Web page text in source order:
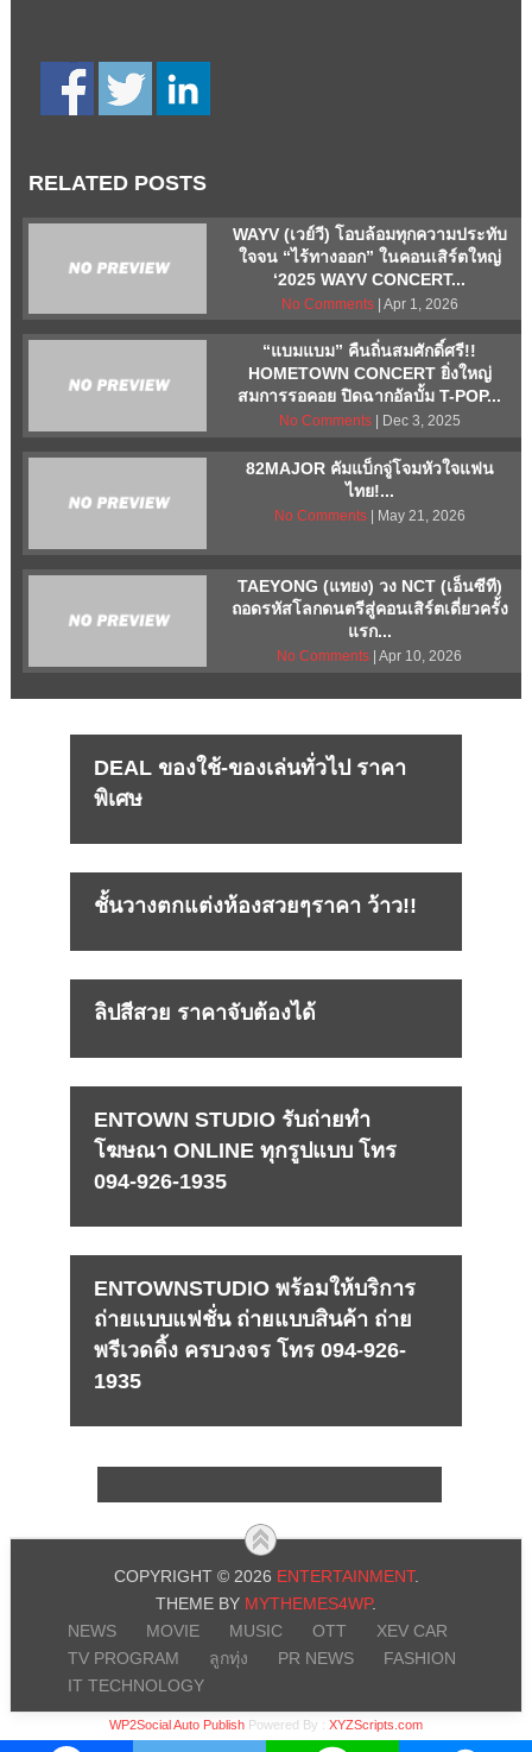
RELATED POSTS
WAYV (เวย์วี) โอบล้อมทุกความประทับ
ใจจน “ไร้ทางออก” ในคอนเสิร์ตใหญ่
‘2025 WAYV CONCERT...
No Comments| Apr 1, 2026
“แบมแบม” คืนถิ่นสมศักดิ์ศรี!!
HOMETOWN CONCERT ยิ่งใหญ่
สมการรอคอย ปิดฉากอัลบั้ม T-POP...
No Comments| Dec 3, 2025
82MAJOR คัมแบ็กจู่โจมหัวใจแฟน
ไทย!...
No Comments| May 21, 2026
TAEYONG (แทยง) วง NCT (เอ็นซีที)
ถอดรหัสโลกดนตรีสู่คอนเสิร์ตเดี่ยวครั้ง
แรก...
No Comments | Apr 10, 2026
DEAL ของใช้-ของเล่นทั่วไป ราคา
พิเศษ
ชั้นวางตกแต่งห้องสวยๆราคา ว้าว!!
ลิปสีสวย ราคาจับต้องได้
ENTOWN STUDIO รับถ่ายทำ
โฆษณา ONLINE ทุกรูปแบบ โทร
094-926-1935
ENTOWNSTUDIO พร้อมให้บริการ
ถ่ายแบบแฟชั่น ถ่ายแบบสินค้า ถ่าย
พรีเวดดิ้ง ครบวงจร โทร 094-926-
1935
COPYRIGHT © 2026 ENTERTAINMENT.
THEME BY MYTHEMES4WP.
NEWS
MOVIE MUSIC OTT
XEV CAR
TV PROGRAM
ลูกทุ่ง PR NEWS
FASHION
IT TECHNOLOGY
WP2Social Auto Publish Powered By : XYZScripts.com